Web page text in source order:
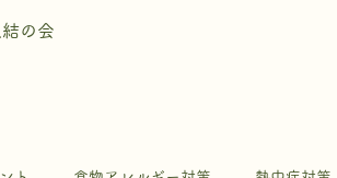
の会